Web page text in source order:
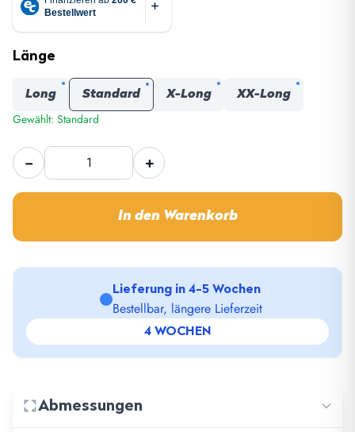
Länge
Long Standard X-Long XX-Long
Gewählt: Standard
−
Autohome
Dachzelt-
Befestigungsset
+
In den Warenkorb
Lieferung in 4-5 Wochen
Bestellbar, längere Lieferzeit
4 WOCHEN
Abmessungen